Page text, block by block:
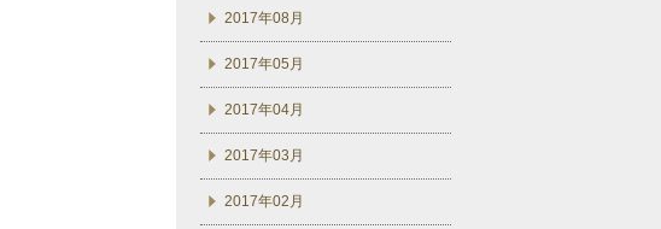
2017年08月
2017年05月
2017年04月
2017年03月
2017年02月